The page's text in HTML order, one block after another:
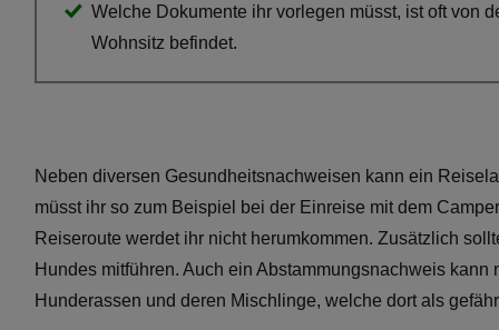
Welche Dokumente ihr vorlegen müsst, ist oft von
Wohnsitz befindet.
Neben diversen Gesundheitsnachweisen kann ein
müsst ihr so zum Beispiel bei der Einreise mit dem
Reiseroute werdet ihr nicht herumkommen. Zusätzlich
Hundes mitführen. Auch ein Abstammungsnachweis
Hunderassen und deren Mischlinge, welche dort als